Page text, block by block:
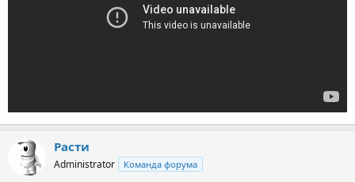
Расти
Administrator Команда форума